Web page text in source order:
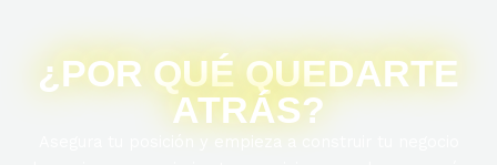
¿POR QUÉ QUEDARTE
ATRÁS?
Asegura tu posición y empieza a construir tu negocio